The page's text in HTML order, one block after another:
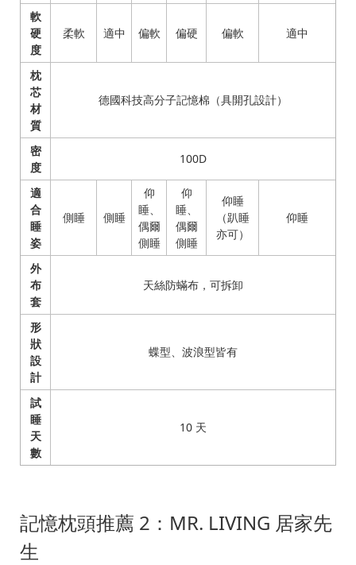
軟
硬
度
柔軟 適中 偏軟 偏硬 偏軟 適中
枕
芯
材
質
德國科技高分子記憶棉（具開孔設計）
密
度
100D
適
合
睡
姿
側睡 側睡
仰
睡、
偶爾
側睡
仰
睡、
偶爾
側睡
仰睡
（趴睡
亦可）
仰睡
外
布
套
天絲防蟎布，可拆卸
形
狀
設
計
蝶型、波浪型皆有
試
睡
天
數
10 天
記憶枕頭推薦 2：MR. LIVING 居家先
生